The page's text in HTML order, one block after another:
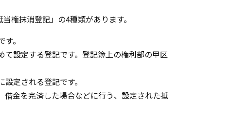
権抹消登記」の4種類があります。
。
て設定する登記です。登記簿上の権利部の甲区
定される登記です。
金を完済した場合などに行う、設定された抵